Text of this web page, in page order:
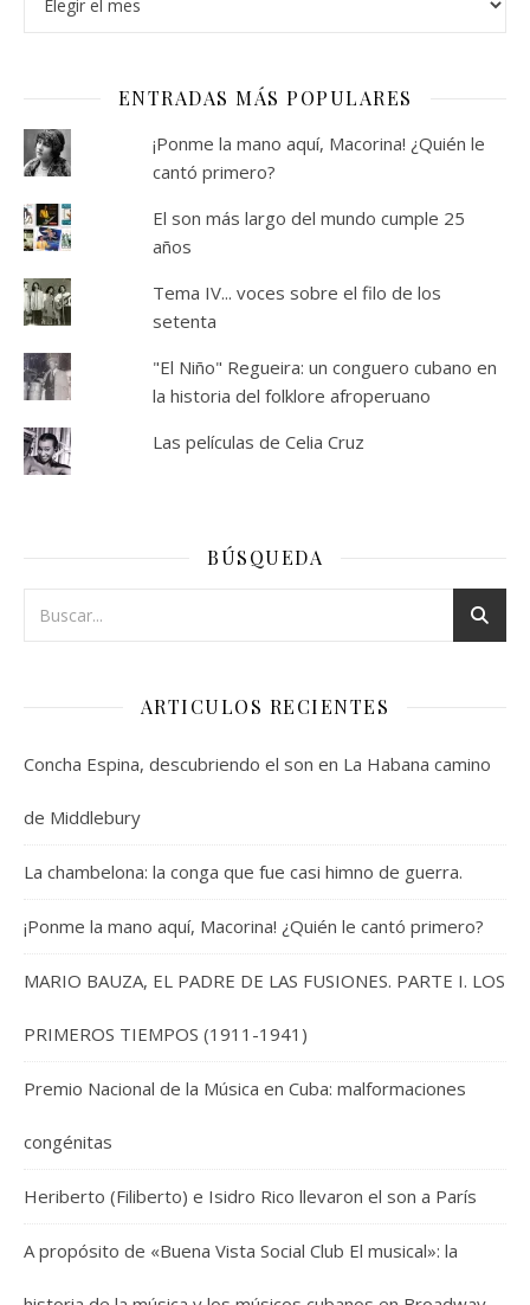
ENTRADAS MÁS POPULARES
¡Ponme la mano aquí, Macorina! ¿Quién le
cantó primero?
El son más largo del mundo cumple 25
años
Tema IV... voces sobre el filo de los
setenta
"El Niño" Regueira: un conguero cubano en
la historia del folklore afroperuano
Las películas de Celia Cruz
BÚSQUEDA
ARTICULOS RECIENTES
Concha Espina, descubriendo el son en La Habana camino
de Middlebury
La chambelona: la conga que fue casi himno de guerra.
¡Ponme la mano aquí, Macorina! ¿Quién le cantó primero?
MARIO BAUZA, EL PADRE DE LAS FUSIONES. PARTE I. LOS
PRIMEROS TIEMPOS (1911-1941)
Premio Nacional de la Música en Cuba: malformaciones
congénitas
Heriberto (Filiberto) e Isidro Rico llevaron el son a París
A propósito de «Buena Vista Social Club El musical»: la